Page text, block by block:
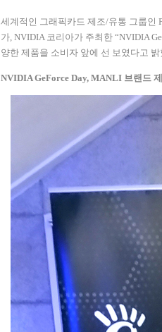
세계적인 그래픽카드 제조/유통 그룹인
가, NVIDIA 코리아가 주최한 “NVIDIA
양한 제품을 소비자 앞에 선 보였다고
NVIDIA GeForce Day, MANLI 브랜드